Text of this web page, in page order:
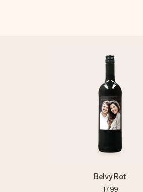
Belvy Rot
17,99